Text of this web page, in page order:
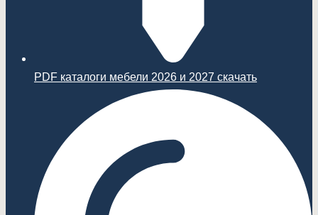
PDF каталоги мебели 2026 и 2027 скачать